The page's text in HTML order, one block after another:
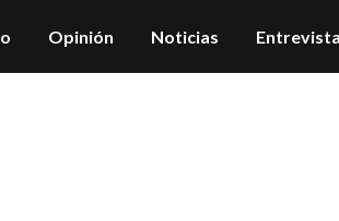
Opinión Noticias